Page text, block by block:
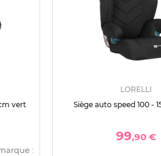
vert
:
LORELLI
Siège auto speed 100 -
99,90 €